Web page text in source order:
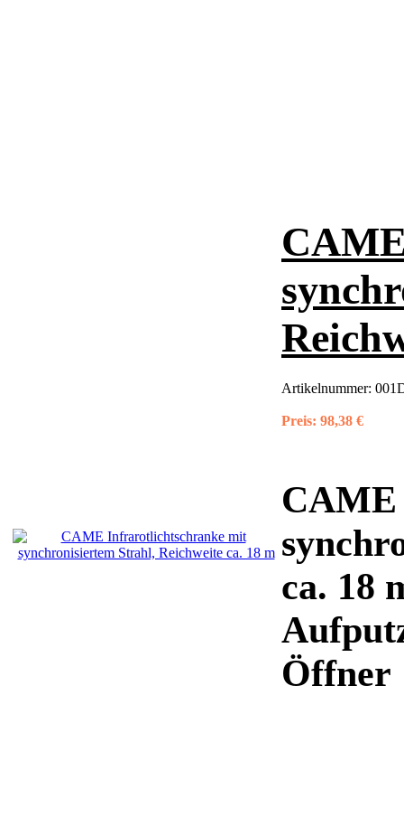
Artikelnummer:
Preis: 98,38 €
ca. 18
Öffner